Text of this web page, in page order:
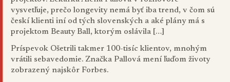
vysvetľuje, prečo longevity nemá byť iba trend, v čom sú
českí klienti iní od tých slovenských a aké plány má s
projektom Beauty Ball, ktorým oslávila […]
Príspevok Ošetrili takmer 100-tisíc klientov, mnohým
vrátili sebavedomie. Značka Pallová mení ľuďom životy
zobrazený najskôr Forbes.